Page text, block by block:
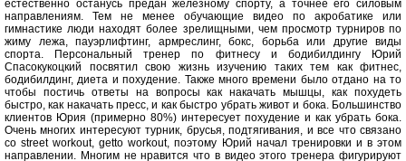
естественно останусь предан железному спорту, а точнее его силовым
направлениям. Тем не менее обучающие видео по акробатике или
гимнастике люди находят более зрелищными, чем просмотр турниров по
жиму лежа, пауэрлифтинг, армреслинг, бокс, борьба или другие виды
спорта. Персональный тренер по фитнесу и бодибилдингу Юрий
Спасокукоцкий посвятил свою жизнь изучению таких тем как фитнес,
бодибилдинг, диета и похудение. Также много времени было отдано на то
чтобы постичь ответы на вопросы как накачать мышцы, как похудеть
быстро, как накачать пресс, и как быстро убрать живот и бока. Большинство
клиентов Юрия (примерно 80%) интересует похудение и как убрать бока.
Очень многих интересуют турник, брусья, подтягивания, и все что связано
со street workout, getto workout, поэтому Юрий начал тренировки и в этом
направлении. Многим не нравится что в видео этого тренера фигурируют